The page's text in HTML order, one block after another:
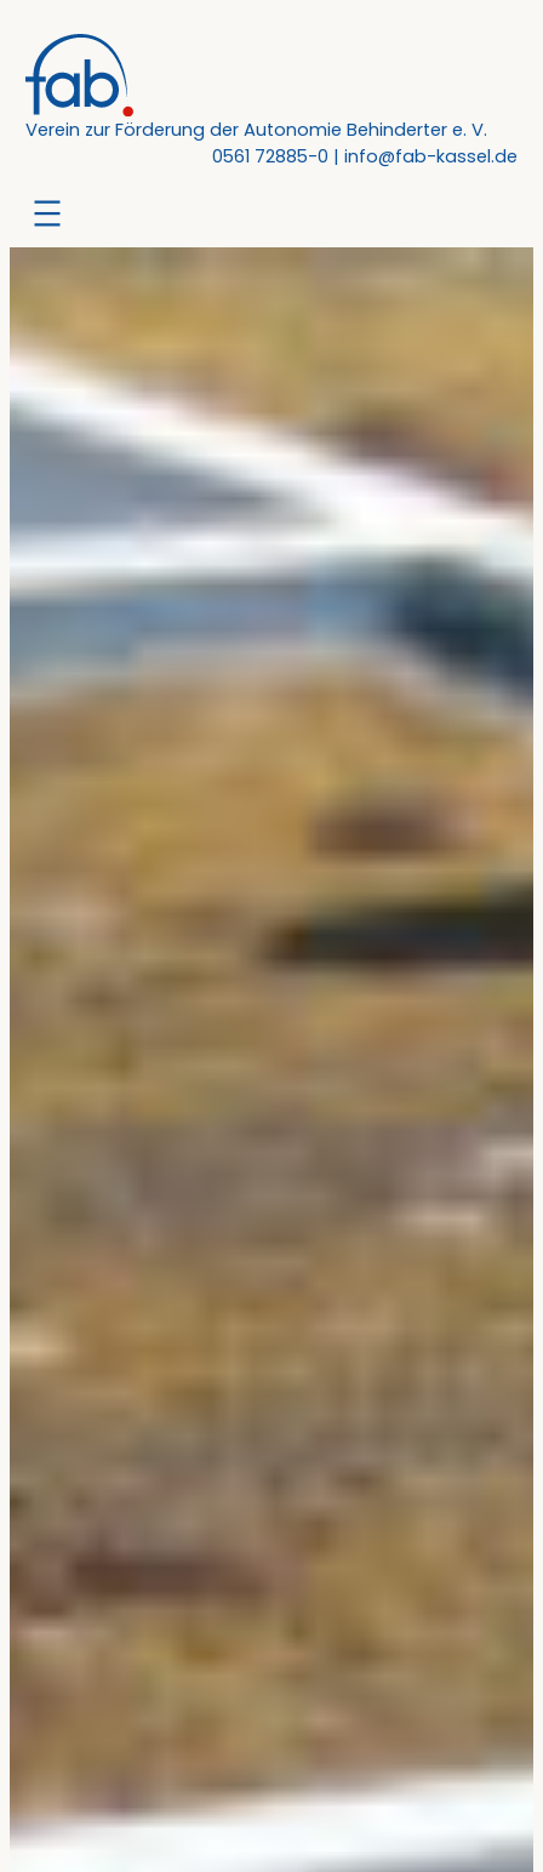
Inhalt
springen
Verein zur Förderung der Autonomie Behinderter e. V.
0561 72885-0 | info@fab-kassel.de